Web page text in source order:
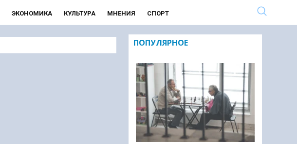
ЭКОНОМИКА КУЛЬТУРА МНЕНИЯ СПОРТ
ПОПУЛЯРНОЕ